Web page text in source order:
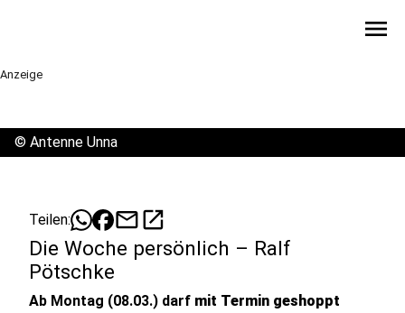
menu
Anzeige
© Antenne Unna
Teilen: mailopen_in_new
Die Woche persönlich – Ralf
Pötschke
Ab Montag (08.03.) darf mit Termin geshoppt